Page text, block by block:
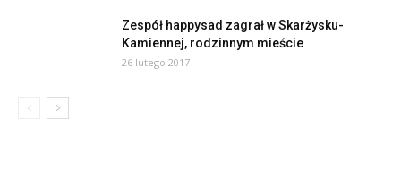
Zespół happysad zagrał w Skarżysku-
Kamiennej, rodzinnym mieście
26 lutego 2017